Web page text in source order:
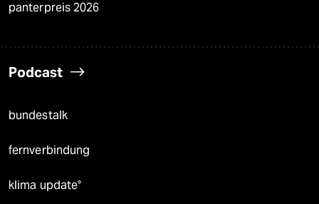
panterpreis 2026
Podcast
bundestalk
fernverbindung
klima update°